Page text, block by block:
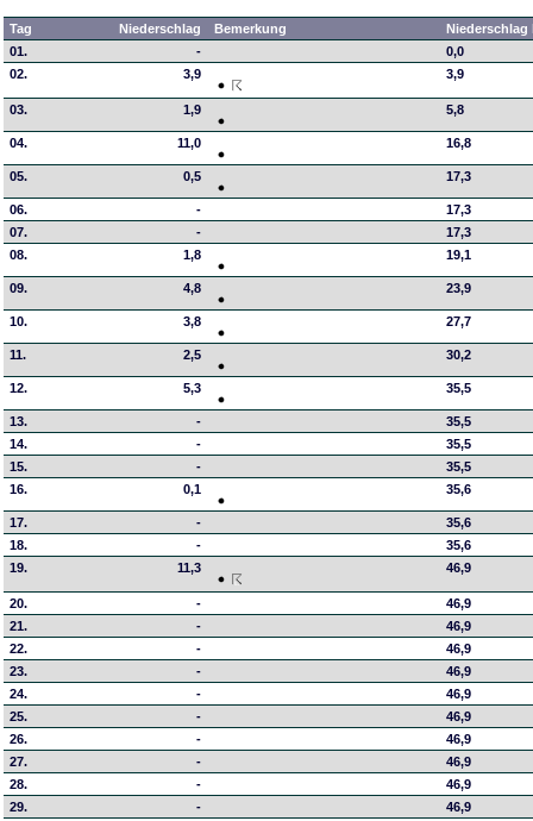
Tag Niederschlag Bemerkung
01.
-
0,0
02.
3,9 3,9
03. 1,9 5,8
04. 11,0 16,8
05. 0,5 17,3
06. -
17,3
07.
-
17,3
08.
1,8 19,1
09. 4,8 23,9
10. 3,8 27,7
11. 2,5 30,2
12. 5,3 35,5
13. -
35,5
14.
-
35,5
15.
-
35,5
16.
0,1 35,6
17. -
35,6
18.
-
35,6
19.
11,3 46,9
20. -
46,9
21.
-
46,9
22.
-
46,9
23.
-
46,9
24.
-
46,9
25.
-
46,9
26.
-
46,9
27.
-
46,9
28.
-
46,9
29.
-
46,9